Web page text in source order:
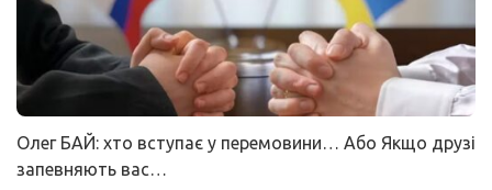
Олег БАЙ: хто вступає у перемовини… Або Якщо друзі
запевняють вас…